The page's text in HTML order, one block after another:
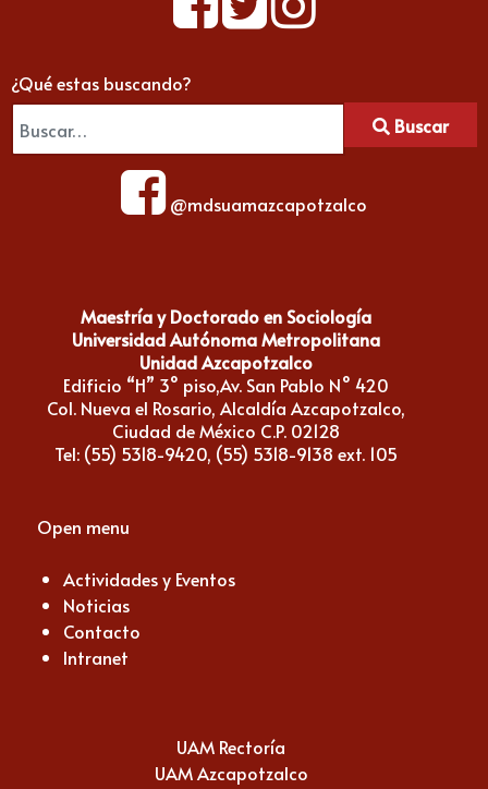
¿Qué estas buscando?
Buscar
@mdsuamazcapotzalco
Maestría y Doctorado en Sociología
Universidad Autónoma Metropolitana
Unidad Azcapotzalco
Edificio “H” 3° piso,Av. San Pablo N° 420
Col. Nueva el Rosario, Alcaldía Azcapotzalco,
Ciudad de México C.P. 02128
Tel: (55) 5318-9420, (55) 5318-9138 ext. 105
Open menu
Actividades y Eventos
Noticias
Contacto
Intranet
UAM Rectoría
UAM Azcapotzalco